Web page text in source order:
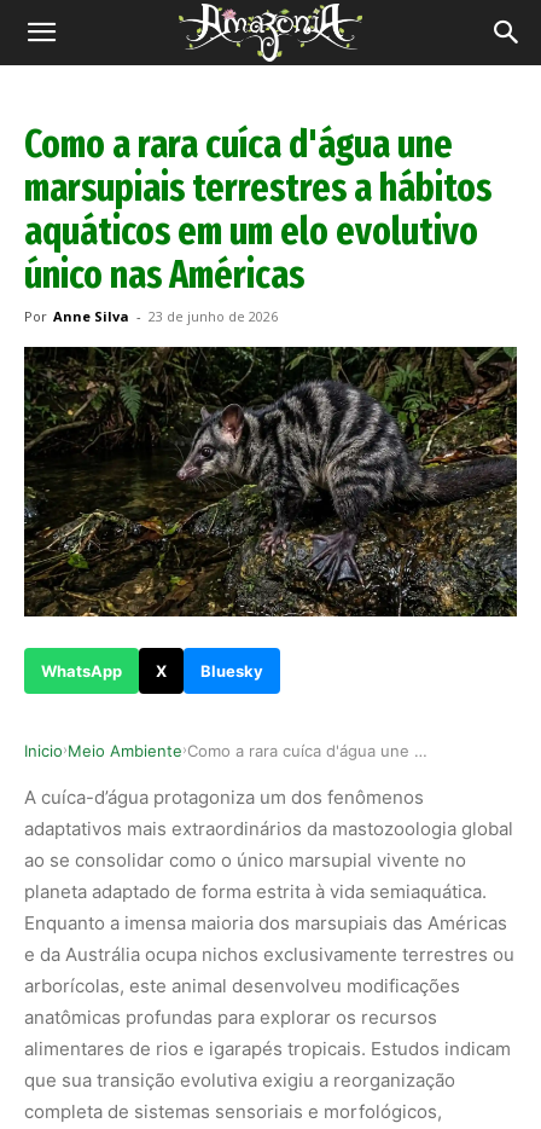
Revista
Como a rara cuíca d'água une
marsupiais terrestres a hábitos
aquáticos em um elo evolutivo
único nas Américas
Por Anne Silva - 23 de junho de 2026
WhatsApp X Bluesky
Inicio›Meio Ambiente› Como a rara cuíca d'água une marsupiais terrest…
A cuíca-d’água protagoniza um dos fenômenos
adaptativos mais extraordinários da mastozoologia global
ao se consolidar como o único marsupial vivente no
planeta adaptado de forma estrita à vida semiaquática.
Enquanto a imensa maioria dos marsupiais das Américas
e da Austrália ocupa nichos exclusivamente terrestres ou
arborícolas, este animal desenvolveu modificações
anatômicas profundas para explorar os recursos
alimentares de rios e igarapés tropicais. Estudos indicam
que sua transição evolutiva exigiu a reorganização
completa de sistemas sensoriais e morfológicos,